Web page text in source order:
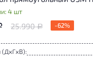
4 шт
25.990Р
-62%
(ДxГxВ):